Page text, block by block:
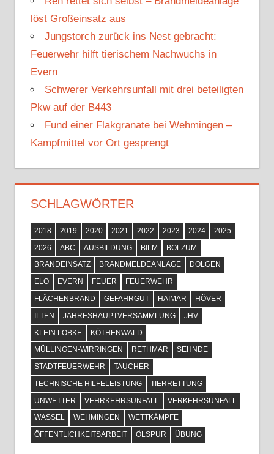
löst Großeinsatz aus
Jungstorch zurück ins Nest gebracht:
Feuerwehr hilft tierischem Nachwuchs in
Evern
Schwerer Verkehrsunfall mit drei beteiligten
Pkw auf der B443
Fund einer Flakgranate bei Wehmingen –
Kampfmittel vor Ort gesprengt
SCHLAGWÖRTER
2018 2019 2020 2021 2022 2023 2024
2025
2026
ABC AUSBILDUNG BILM
BOLZUM
BRANDEINSATZ
BRANDMELDEANLAGE
DOLGEN
ELO
EVERN FEUER
FEUERWEHR
FLÄCHENBRAND
GEFAHRGUT HAIMAR
HÖVER
ILTEN
JAHRESHAUPTVERSAMMLUNG
JHV
KLEIN LOBKE
KÖTHENWALD
MÜLLINGEN-WIRRINGEN
RETHMAR
SEHNDE
STADTFEUERWEHR
TAUCHER
TECHNISCHE HILFELEISTUNG
TIERRETTUNG
UNWETTER
VEHRKEHRSUNFALL
VERKEHRSUNFALL
WASSEL
WEHMINGEN
WETTKÄMPFE
ÖFFENTLICHKEITSARBEIT
ÖLSPUR ÜBUNG